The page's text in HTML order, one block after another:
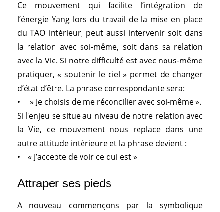
Ce mouvement qui facilite l’intégration de
l’énergie Yang lors du travail de la mise en place
du TAO intérieur, peut aussi intervenir soit dans
la relation avec soi-même, soit dans sa relation
avec la Vie. Si notre difficulté est avec nous-même
pratiquer, « soutenir le ciel » permet de changer
d’état d’être. La phrase correspondante sera:
• » Je choisis de me réconcilier avec soi-même ».
Si l’enjeu se situe au niveau de notre relation avec
la Vie, ce mouvement nous replace dans une
autre attitude intérieure et la phrase devient :
• « J’accepte de voir ce qui est ».
Attraper ses pieds
A nouveau commençons par la symbolique